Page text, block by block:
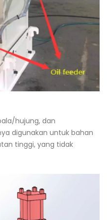
hujung, dan
digunakan untuk bahan
tinggi, yang tidak